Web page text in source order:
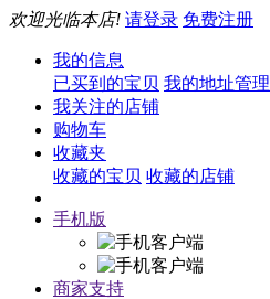
欢迎光临本店! 请登录 免费注册
我的信息
已买到的宝贝 我的地址管理
我关注的店铺
购物车
收藏夹
收藏的宝贝 收藏的店铺
手机版
商家支持